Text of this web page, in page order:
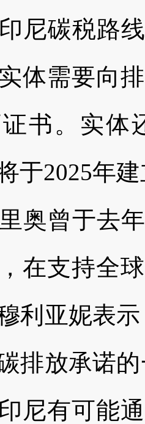
碳税路线
体需要向
书。实体
于2025年
曾于去年
在支持全
利亚妮表
排放承诺
尼有可能